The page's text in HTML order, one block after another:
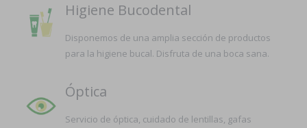
Higiene Bucodental
Disponemos de una amplia sección de productos
para la higiene bucal. Disfruta de una boca sana.
Óptica
Servicio de óptica, cuidado de lentillas, gafas